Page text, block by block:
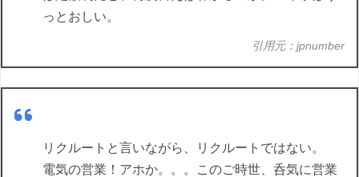
っとおしい。
引用元：jpnumber
リクルートと言いながら、リクルートではない。
電気の営業！アホか。。。このご時世、呑気に営業